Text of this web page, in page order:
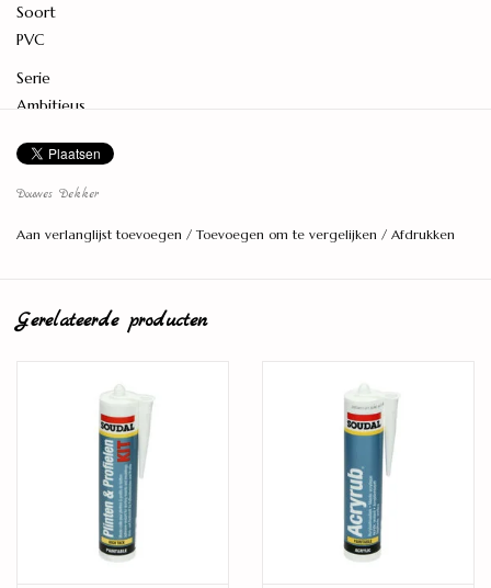
Soort
PVC
Serie
Ambitieus
Levereenheid
2,435 M2
90,6
Toplaagdikte (mm)
Kant-en-klaar
Weekmakervrij
Ftalaatvrije weekmakers
Douwes Dekker
Aan verlanglijst toevoegen /Toevoegen om te vergelijken / Afdrukken
Gerelateerde producten